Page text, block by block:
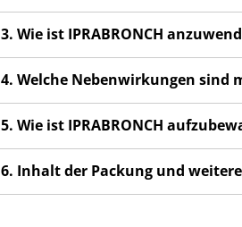
3. Wie ist IPRABRONCH
4. Welche Nebenwirkungen sind
5. Wie ist IPRABRONCH
6. Inhalt der Packung und